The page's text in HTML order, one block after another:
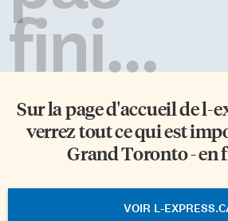
fini...
Sur la page d'accueil del-
verrez tout ce qui est
Grand Toronto - en
VOIR L-